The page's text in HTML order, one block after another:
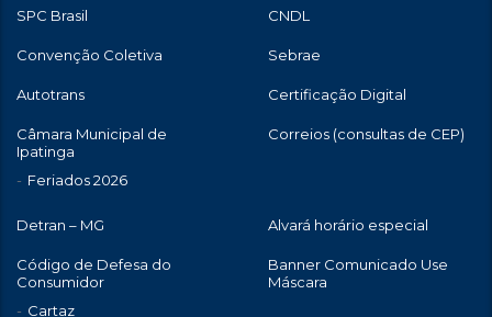
SPC Brasil CNDL
Convenção Coletiva Sebrae
Autotrans Certificação Digital
Câmara Municipal de
Ipatinga
Feriados 2026
Correios (consultas de CEP)
Detran – MG Alvará horário especial
Código de Defesa do
Consumidor
Cartaz
Banner Comunicado Use
Máscara